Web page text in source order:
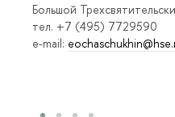
Большой
тел. +7 (495) 7729590
e-mail: